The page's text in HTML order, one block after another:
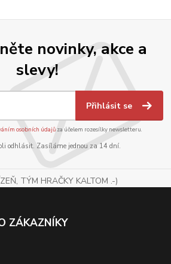
novinky, akce a
slevy!
Přihlásit se
osobních údajůza účelem rozesílky newsletteru.
odhlásit. Zasíláme jednou za 14 dní.
TÝM HRAČKY KALTOM .-)
ZÁKAZNÍKY